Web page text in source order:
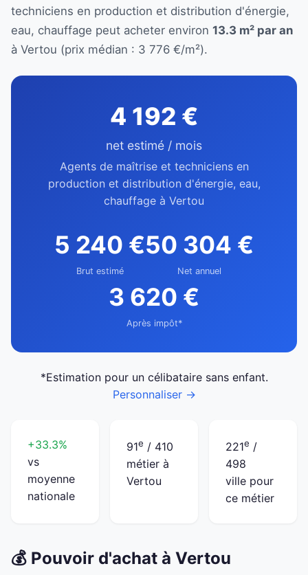
techniciens en production et distribution d'énergie,
eau, chauffage peut acheter environ 13.3 m² par an
à Vertou (prix médian : 3 776 €/m²).
4 192 €
net estimé / mois
Agents de maîtrise et techniciens en
production et distribution d'énergie, eau,
chauffage à Vertou
5 240 €
Brut estimé
50 304 €
Net annuel
3 620 €
Après impôt*
*Estimation pour un célibataire sans enfant.
Personnaliser →
+33.3%
vs
moyenne
nationale
91e / 410
métier à
Vertou
221e /
498
ville pour
ce métier
💰 Pouvoir d'achat à Vertou